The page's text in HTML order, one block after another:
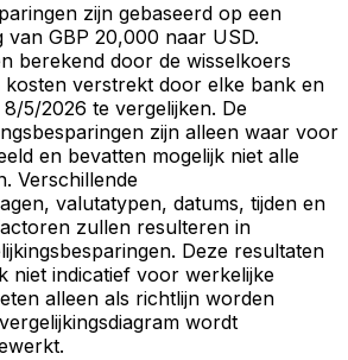
zijn gebaseerd op een
GBP 20,000 naar USD.
berekend door de wisselkoers
kosten verstrekt door elke bank en
5/2026 te vergelijken. De
zijn alleen waar voor
en bevatten mogelijk niet alle
Verschillende
valutatypen, datums, tijden en
zullen resulteren in
Deze resultaten
niet indicatief voor werkelijke
alleen als richtlijn worden
wordt